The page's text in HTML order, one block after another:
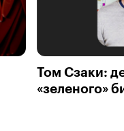
Том Сзаки:
«зеленого»